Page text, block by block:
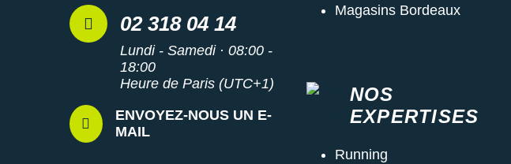
02 318 04 14
Lundi - Samedi · 08:00 -
18:00
Heure de Paris (UTC+1)
ENVOYEZ-NOUS UN E-
MAIL
Magasins Bordeaux
NOS
EXPERTISES
Running